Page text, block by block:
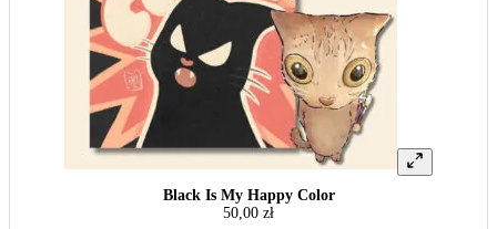
Black Is My Happy Color
50,00 zł